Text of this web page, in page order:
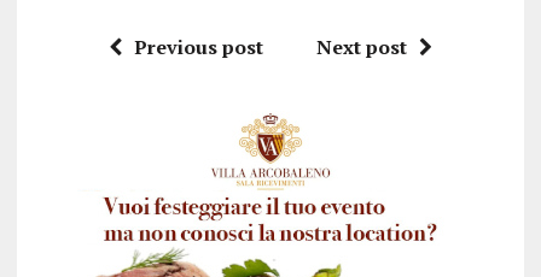
Previous post Next post